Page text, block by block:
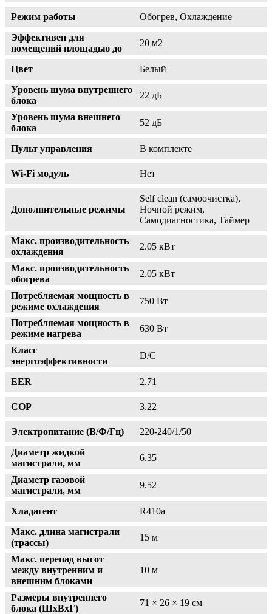
Режим работы
Обогрев, Охлаждение
Эффективен для
помещений площадью до
20 м2
Цвет
Белый
Уровень шума внутреннего
блока
22 дБ
Уровень шума внешнего
блока
52 дБ
Пульт управления В комплекте
Wi-Fi модуль Нет
Дополнительные режимы
Self clean (самоочистка),
Ночной режим,
Самодиагностика, Таймер
Макс. производительность
охлаждения
2.05 кВт
Макс. производительность
обогрева
2.05 кВт
Потребляемая мощность в
режиме охлаждения
750 Вт
Потребляемая мощность в
режиме нагрева
630 Вт
Класс
энергоэффективности
D/C
EER 2.71
COP 3.22
Электропитание (В/Ф/Гц)
220-240/1/50
Диаметр жидкой
магистрали, мм
6.35
Диаметр газовой
магистрали, мм
9.52
Хладагент
R410a
Макс. длина магистрали
(трассы)
15 м
Макс. перепад высот
между внутренним и
внешним блоками
10 м
Размеры внутреннего
блока (ШxВxГ)
71 × 26 × 19 см